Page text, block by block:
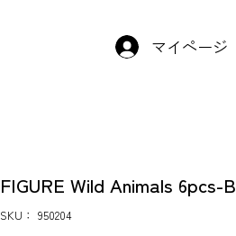
マイページ
FIGURE Wild Animals 6pcs-B
SKU：
SKU：
950204
950204